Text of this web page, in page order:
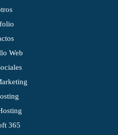
Web
365